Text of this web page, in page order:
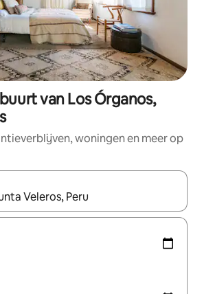
van Los Órganos,
woningen en meer op
beschikbaar zijn, maak je een keuze